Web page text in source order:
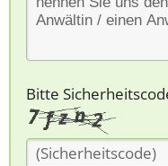
Bitte